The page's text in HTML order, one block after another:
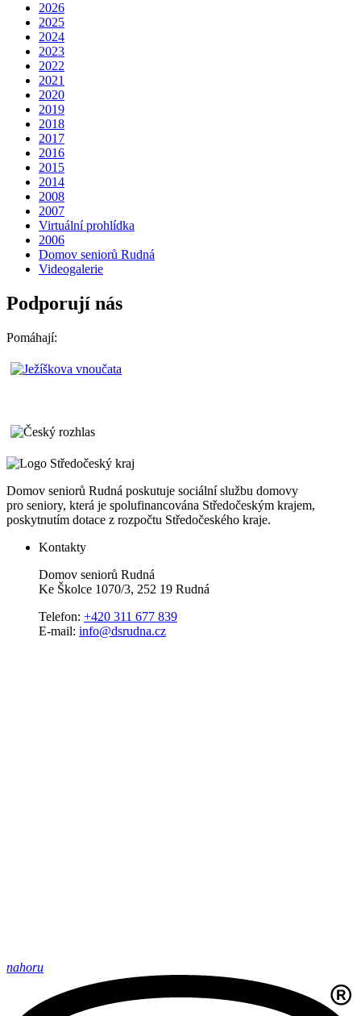
2026
2025
2024
2023
2022
2021
2020
2019
2018
2017
2016
2015
2014
2008
2007
Virtuální prohlídka
2006
Domov seniorů Rudná
Videogalerie
Podporují nás
Pomáhají:
Domov seniorů Rudná poskutuje sociální službu domovy
pro seniory, která je spolufinancována Středočeským krajem,
poskytnutím dotace z rozpočtu Středočeského kraje.
Kontakty
Domov seniorů Rudná
Ke Školce 1070/3, 252 19 Rudná
Telefon: +420 311 677 839
E-mail: info@dsrudna.cz
nahoru